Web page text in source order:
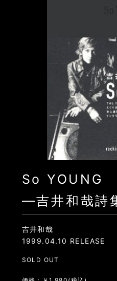
So YOUNG
―吉井和哉詩
吉井和哉
1999.04.10 RELEASE
SOLD OUT